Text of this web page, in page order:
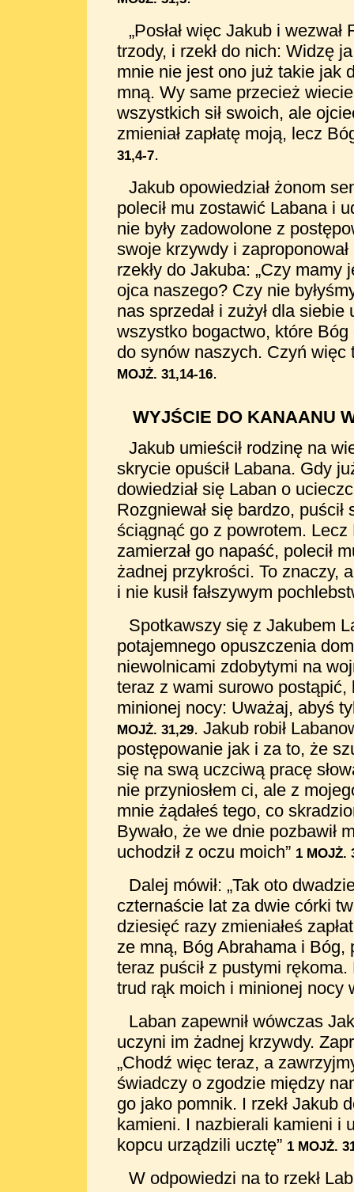
„Posłał więc Jakub i
trzody, i rzekł do nich: Widzę
mnie nie jest ono już takie jak
mną. Wy same przecież
wszystkich sił swoich, ale
zmieniał zapłatę moją, lecz
31,4-7.
Jakub opowiedział żonom
polecił mu zostawić Labana i
nie były zadowolone z
swoje krzywdy i
rzekły do Jakuba: „Czy
ojca naszego? Czy nie
nas sprzedał i zużył dla
wszystko bogactwo, które
do synów naszych. Czyń więc
MOJŻ. 31,14-16.
WYJŚCIE DO KANAANU
Jakub umieścił rodzinę na
skrycie opuścił Labana. Gdy
dowiedział się Laban o
Rozgniewał się bardzo,
ściągnąć go z powrotem.
zamierzał go napaść, polecił
żadnej przykrości. To znaczy,
i nie kusił fałszywym
Spotkawszy się z Jakubem
potajemnego opuszczenia
niewolnicami zdobytymi na
teraz z wami surowo postąpić,
minionej nocy: Uważaj, abyś
MOJŻ. 31,29. Jakub robił
postępowanie jak i za to, że
się na swą uczciwą pracę
nie przyniosłem ci, ale z
mnie żądałeś tego, co
Bywało, że we dnie pozbawił
uchodził z oczu moich” 1 MOJŻ.
Dalej mówił: „Tak oto
czternaście lat za dwie córki
dziesięć razy zmieniałeś
ze mną, Bóg Abrahama i Bóg,
teraz puścił z pustymi
trud rąk moich i minionej nocy
Laban zapewnił wówczas
uczyni im żadnej krzywdy.
„Chodź więc teraz, a
świadczy o zgodzie między
go jako pomnik. I rzekł Jakub
kamieni. I nazbierali kamieni i
kopcu urządzili ucztę” 1 MOJŻ.
W odpowiedzi na to rzekł